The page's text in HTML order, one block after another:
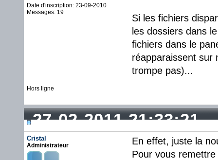
Date d'inscription: 23-09-2010
Messages: 19
Si les fichiers
les dossiers dans
fichiers dans le
réapparaissent sur
trompe pas)...
Hors ligne
27-02-2011 21:33:21
Cristal
Administrateur
En effet, juste la
Pour vous